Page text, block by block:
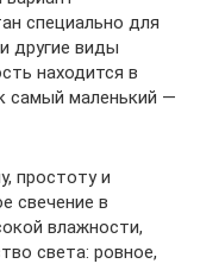
специально для
другие виды
находится в
самый маленький —
простоту и
свечение в
влажности,
света: ровное,